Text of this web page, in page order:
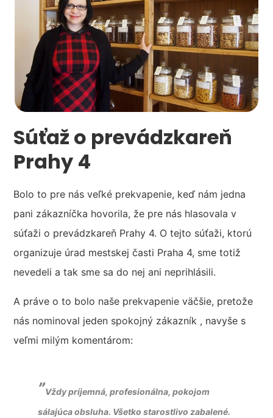
Súťaž o prevádzkareň
Prahy 4
Bolo to pre nás veľké prekvapenie, keď nám jedna
pani zákazníčka hovorila, že pre nás hlasovala v
súťaži o prevádzkareň Prahy 4. O tejto súťaži, ktorú
organizuje úrad mestskej časti Praha 4, sme totiž
nevedeli a tak sme sa do nej ani neprihlásili.
A práve o to bolo naše prekvapenie väčšie, pretože
nás nominoval jeden spokojný zákazník , navyše s
veľmi milým komentárom:
”Vždy príjemná, profesionálna, pokojom
sálajúca obsluha. Všetko starostlivo zabalené.